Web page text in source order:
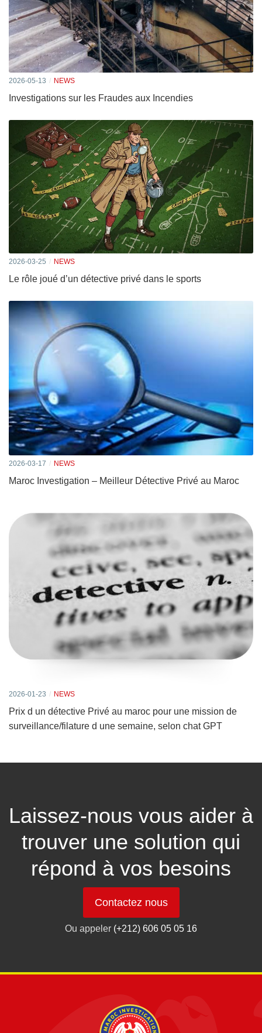
2026-05-13 NEWS
Investigations sur les Fraudes aux Incendies
2026-03-25 NEWS
Le rôle joué d’un détective privé dans le sports
2026-03-17 NEWS
Maroc Investigation – Meilleur Détective Privé au Maroc
2026-01-23 NEWS
Prix d un détective Privé au maroc pour une mission de
surveillance/filature d une semaine, selon chat GPT
Laissez-nous vous aider à
trouver une solution qui
répond à vos besoins
Contactez nous
Ou appeler (+212) 606 05 05 16